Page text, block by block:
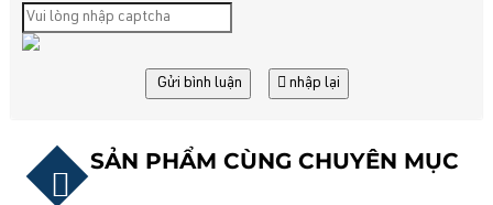
Gửi bình luận nhập lại
SẢN PHẨM CÙNG CHUYÊN MỤC